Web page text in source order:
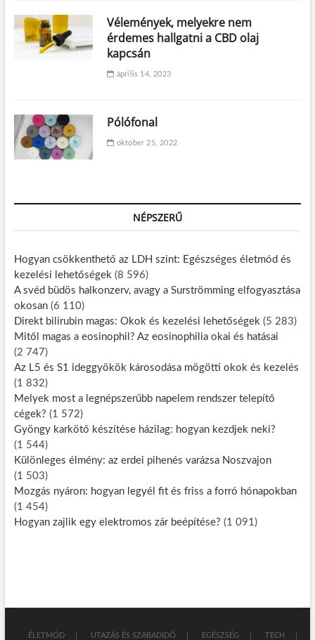
Vélemények, melyekre nem
érdemes hallgatni a CBD olaj
kapcsán
április 14, 2023
Pólófonal
október 25, 2022
NÉPSZERŰ
Hogyan csökkenthető az LDH szint: Egészséges életmód és
kezelési lehetőségek (8 596)
A svéd büdös halkonzerv, avagy a Surströmming elfogyasztása
okosan (6 110)
Direkt bilirubin magas: Okok és kezelési lehetőségek (5 283)
Mitől magas a eosinophil? Az eosinophilia okai és hatásai
(2 747)
Az L5 és S1 ideggyökök károsodása mögötti okok és kezelés
(1 832)
Melyek most a legnépszerűbb napelem rendszer telepítő
cégek? (1 572)
Gyöngy karkötő készítése házilag: hogyan kezdjek neki?
(1 544)
Különleges élmény: az erdei pihenés varázsa Noszvajon
(1 503)
Mozgás nyáron: hogyan legyél fit és friss a forró hónapokban
(1 454)
Hogyan zajlik egy elektromos zár beépítése? (1 091)
ÉLETMÓD UTAZÁS ÉS SZABADIDŐ EGÉSZSÉG TECH